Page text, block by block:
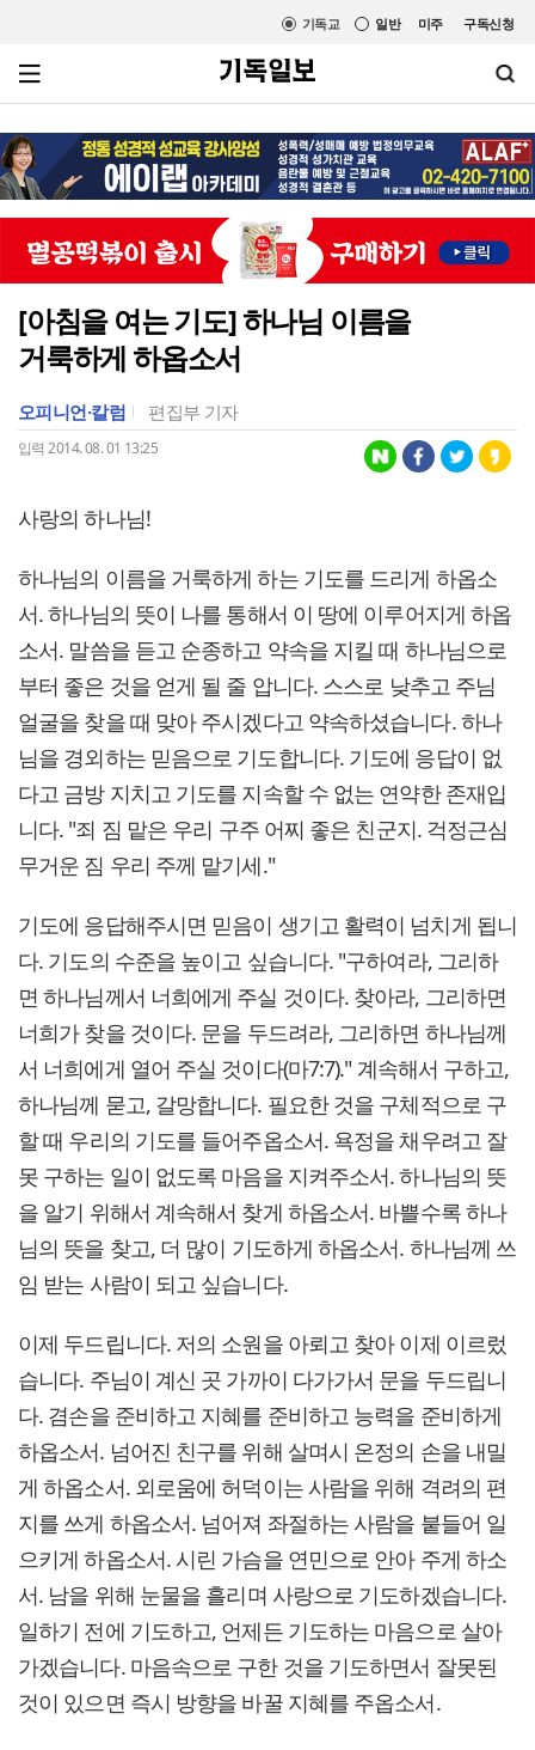
미주 구독신청
일반
기독교
[아침을 여는 기도] 하나님 이름을
거룩하게 하옵소서
오피니언·칼럼 편집부 기자
입력 2014. 08. 01 13:25
사랑의 하나님!
하나님의 이름을 거룩하게 하는 기도를 드리게 하옵소
서. 하나님의 뜻이 나를 통해서 이 땅에 이루어지게 하옵
소서. 말씀을 듣고 순종하고 약속을 지킬 때 하나님으로
부터 좋은 것을 얻게 될 줄 압니다. 스스로 낮추고 주님
얼굴을 찾을 때 맞아 주시겠다고 약속하셨습니다. 하나
님을 경외하는 믿음으로 기도합니다. 기도에 응답이 없
다고 금방 지치고 기도를 지속할 수 없는 연약한 존재입
니다. "죄 짐 맡은 우리 구주 어찌 좋은 친군지. 걱정근심
무거운 짐 우리 주께 맡기세."
기도에 응답해주시면 믿음이 생기고 활력이 넘치게 됩니
다. 기도의 수준을 높이고 싶습니다. "구하여라, 그리하
면 하나님께서 너희에게 주실 것이다. 찾아라, 그리하면
너희가 찾을 것이다. 문을 두드려라, 그리하면 하나님께
서 너희에게 열어 주실 것이다(마7:7)." 계속해서 구하고,
하나님께 묻고, 갈망합니다. 필요한 것을 구체적으로 구
할 때 우리의 기도를 들어주옵소서. 욕정을 채우려고 잘
못 구하는 일이 없도록 마음을 지켜주소서. 하나님의 뜻
을 알기 위해서 계속해서 찾게 하옵소서. 바쁠수록 하나
님의 뜻을 찾고, 더 많이 기도하게 하옵소서. 하나님께 쓰
임 받는 사람이 되고 싶습니다.
이제 두드립니다. 저의 소원을 아뢰고 찾아 이제 이르렀
습니다. 주님이 계신 곳 가까이 다가가서 문을 두드립니
다. 겸손을 준비하고 지혜를 준비하고 능력을 준비하게
하옵소서. 넘어진 친구를 위해 살며시 온정의 손을 내밀
게 하옵소서. 외로움에 허덕이는 사람을 위해 격려의 편
지를 쓰게 하옵소서. 넘어져 좌절하는 사람을 붙들어 일
으키게 하옵소서. 시린 가슴을 연민으로 안아 주게 하소
서. 남을 위해 눈물을 흘리며 사랑으로 기도하겠습니다.
일하기 전에 기도하고, 언제든 기도하는 마음으로 살아
가겠습니다. 마음속으로 구한 것을 기도하면서 잘못된
것이 있으면 즉시 방향을 바꿀 지혜를 주옵소서.